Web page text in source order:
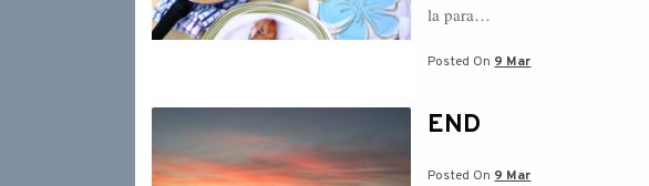
la para…
Posted On 9 Mar
END
Posted On 9 Mar